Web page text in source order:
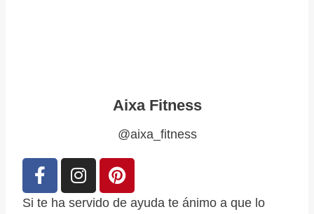
Aixa Fitness
@aixa_fitness
Si te ha servido de ayuda te ánimo a que lo